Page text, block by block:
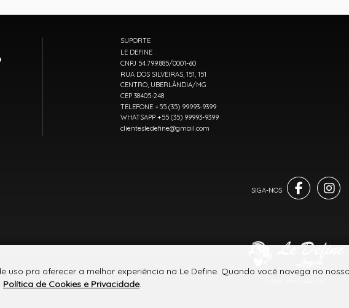
SUPORTE
LE DEFINE
CNPJ 54.799.885/0001-60
RUA DOS SILVEIRAS, 151, 151
CENTRO, UBERLÂNDIA/MG
CEP 38405-248
TELEFONE +55 (35) 99993-9399
WHATSAPP +55 (35) 99993-9399
clientesledefine@gmail.com
uso pra oferecer a melhor experiência na Le Define. Quando você navega no
Política de Cookies e Privacidade.